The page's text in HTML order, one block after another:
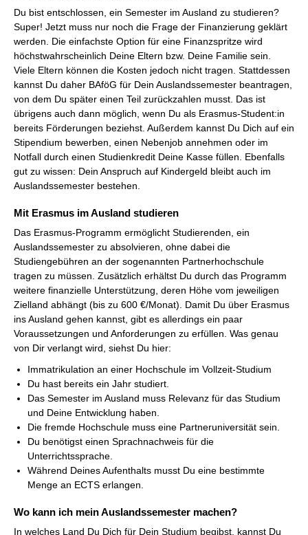
Du bist entschlossen, ein Semester im Ausland zu studieren?
Super! Jetzt muss nur noch die Frage der Finanzierung geklärt
werden. Die einfachste Option für eine Finanzspritze wird
höchstwahrscheinlich Deine Eltern bzw. Deine Familie sein.
Viele Eltern können die Kosten jedoch nicht tragen. Stattdessen
kannst Du daher BAföG für Dein Auslandssemester beantragen,
von dem Du später einen Teil zurückzahlen musst. Das ist
übrigens auch dann möglich, wenn Du als Erasmus-Student:in
bereits Förderungen beziehst. Außerdem kannst Du Dich auf ein
Stipendium bewerben, einen Nebenjob annehmen oder im
Notfall durch einen Studienkredit Deine Kasse füllen. Ebenfalls
gut zu wissen: Dein Anspruch auf Kindergeld bleibt auch im
Auslandssemester bestehen.
Mit Erasmus im Ausland studieren
Das Erasmus-Programm ermöglicht Studierenden, ein
Auslandssemester zu absolvieren, ohne dabei die
Studiengebühren an der sogenannten Partnerhochschule
tragen zu müssen. Zusätzlich erhältst Du durch das Programm
weitere finanzielle Unterstützung, deren Höhe vom jeweiligen
Zielland abhängt (bis zu 600 €/Monat). Damit Du über Erasmus
ins Ausland gehen kannst, gibt es allerdings ein paar
Voraussetzungen und Anforderungen zu erfüllen. Was genau
von Dir verlangt wird, siehst Du hier:
Immatrikulation an einer Hochschule im Vollzeit-Studium
Du hast bereits ein Jahr studiert.
Das Semester im Ausland muss Relevanz für das Studium
und Deine Entwicklung haben.
Die fremde Hochschule muss eine Partneruniversität sein.
Du benötigst einen Sprachnachweis für die
Unterrichtssprache.
Während Deines Aufenthalts musst Du eine bestimmte
Menge an ECTS erlangen.
Wo kann ich mein Auslandssemester machen?
In welches Land Du Dich für Dein Studium begibst, kannst Du